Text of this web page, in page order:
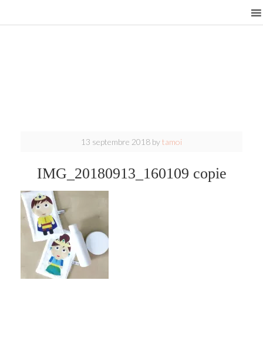
13 septembre 2018 bytamoi
IMG_20180913_160109 copie